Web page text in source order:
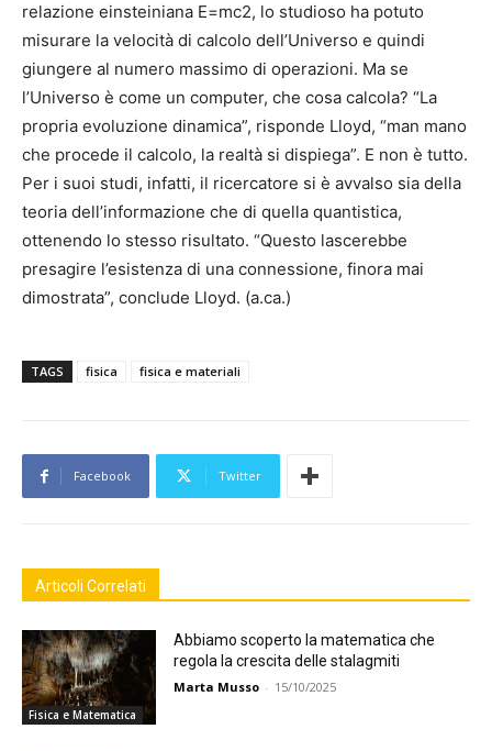
relazione einsteiniana E=mc2, lo studioso ha potuto
misurare la velocità di calcolo dell’Universo e quindi
giungere al numero massimo di operazioni. Ma se
l’Universo è come un computer, che cosa calcola? “La
propria evoluzione dinamica”, risponde Lloyd, “man mano
che procede il calcolo, la realtà si dispiega”. E non è tutto.
Per i suoi studi, infatti, il ricercatore si è avvalso sia della
teoria dell’informazione che di quella quantistica,
ottenendo lo stesso risultato. “Questo lascerebbe
presagire l’esistenza di una connessione, finora mai
dimostrata”, conclude Lloyd. (a.ca.)
TAGS fisica fisica e materiali
Facebook Twitter
Articoli Correlati
Fisica e Matematica
Abbiamo scoperto la matematica che
regola la crescita delle stalagmiti
Marta Musso - 15/10/2025